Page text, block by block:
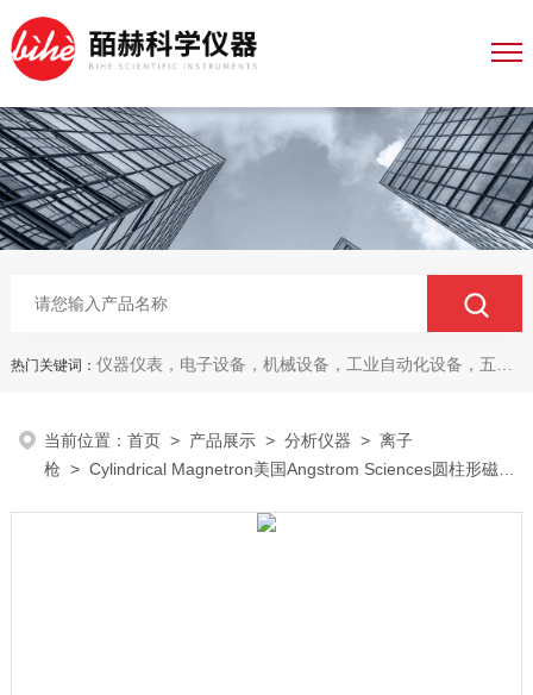
热门关键词： 仪器仪表，电子设备，机械设备，工业自动化设备，五金产品，电线电缆，金属材料，电子
当前位置：首页 > 产品展示 >分析仪器 >离子
枪 > Cylindrical Magnetron美国Angstrom Sciences圆柱形磁控